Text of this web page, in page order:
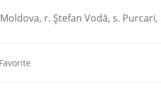
Moldova, r. Ştefan Vodă, s.
Favorite